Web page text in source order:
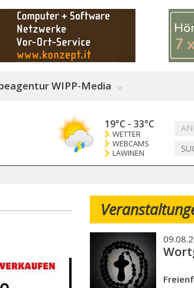
WIPP-Media
19°C - 33°C
WETTER
WEBCAMS
LAWINEN